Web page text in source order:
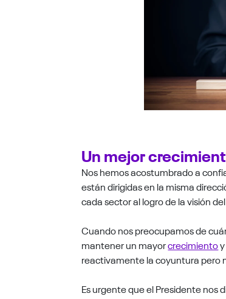
Un mejor
Nos hemos acostumbrado a
están dirigidas en la misma
cada sector al logro de la visión
Cuando nos preocupamos de
mantener un mayorcrecimiento
reactivamente la coyuntura pero
Es urgente que el Presidente nos